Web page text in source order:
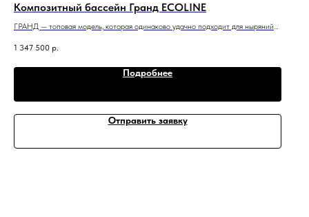
Композитный бассейн Гранд ECOLINE
ГРАНД — топовая модель, которая одинаково удачно подходит для ныряний
9 м x 3,6 м x 1,3−1,8 м
1 347 500 р.
Подробнее
Отправить заявку